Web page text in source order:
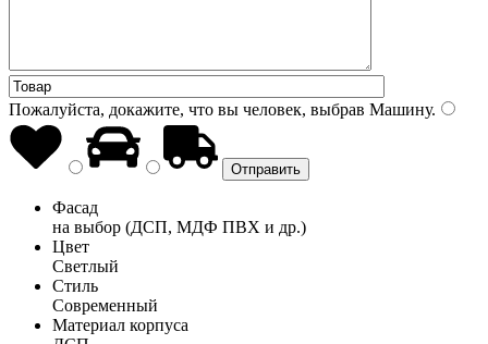
Пожалуйста, докажите, что вы человек, выбрав Машину.
Фасад
на выбор (ДСП, МДФ ПВХ и др.)
Цвет
Светлый
Стиль
Современный
Материал корпуса